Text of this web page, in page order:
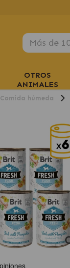
OTROS
ANIMALES
Comida húmeda